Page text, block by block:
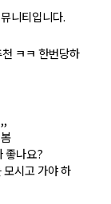
니티입니다.
면 다 조지려
ㅋㅋ 한번당하
좋나요?
모시고 가야 하